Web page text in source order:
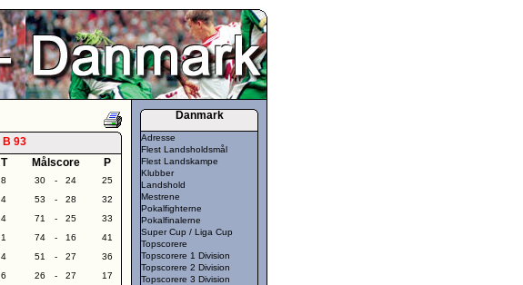
B 93
T Målscore P
8 30 - 24
25
4 53 - 28
32
4 71 - 25
33
1 74 - 16
41
4 51 - 27
36
6 26 - 27
17
Danmark
Adresse
Flest Landsholdsmål
Flest Landskampe
Klubber
Landshold
Mestrene
Pokalfighterne
Pokalfinalerne
Super Cup / Liga Cup
Topscorere
Topscorere 1 Division
Topscorere 2 Division
Topscorere 3 Division